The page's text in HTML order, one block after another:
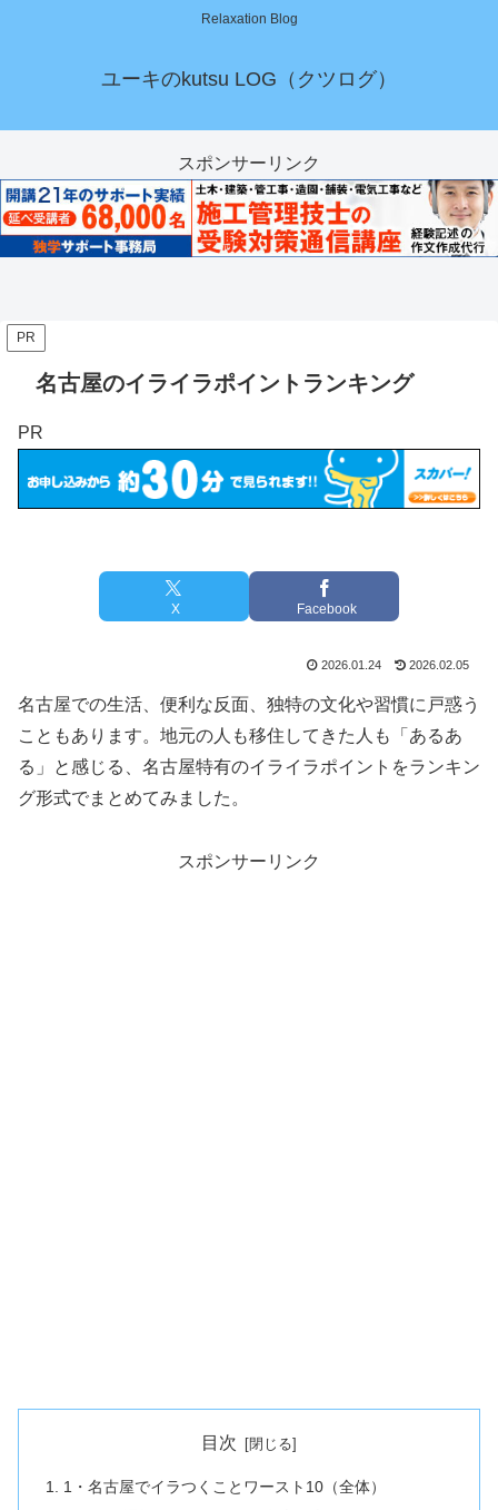
Relaxation Blog
ユーキのkutsu LOG（クツログ）
スポンサーリンク
PR
名古屋のイライラポイントランキング
PR
X Facebook
2026.01.24 2026.02.05
名古屋での生活、便利な反面、独特の文化や習慣に戸惑う
こともあります。地元の人も移住してきた人も「あるあ
る」と感じる、名古屋特有のイライラポイントをランキン
グ形式でまとめてみました。
スポンサーリンク
目次
1・名古屋でイラつくことワースト10（全体）